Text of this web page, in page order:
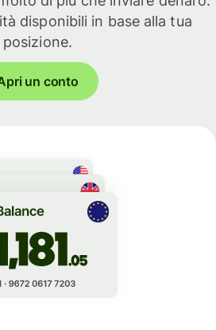
disponibili in base alla tua
posizione.
un conto